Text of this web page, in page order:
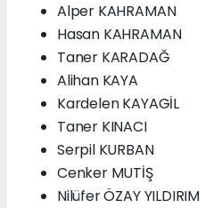
Alper KAHRAMAN
Hasan KAHRAMAN
Taner KARADAĞ
Alihan KAYA
Kardelen KAYAGİL
Taner KINACI
Serpil KURBAN
Cenker MUTİŞ
Nilüfer ÖZAY YILDIRIM